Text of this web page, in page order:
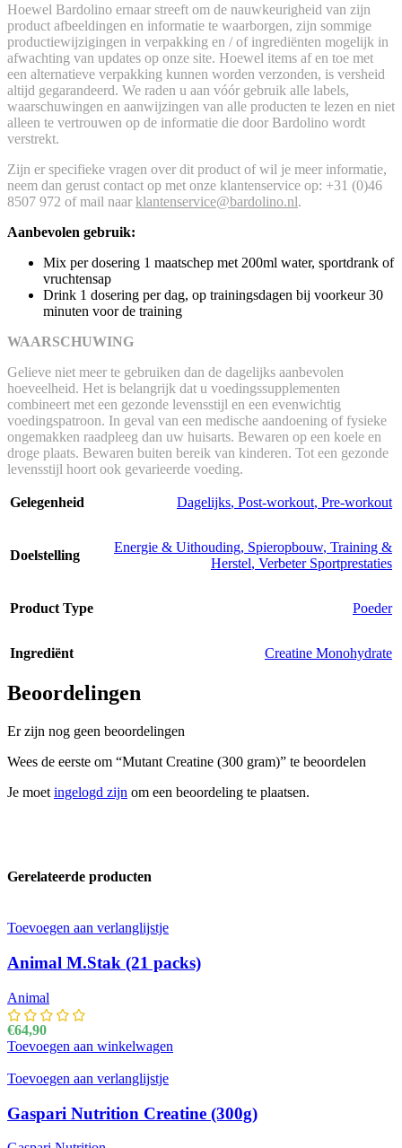
Hoewel Bardolino ernaar streeft om de nauwkeurigheid van zijn
product afbeeldingen en informatie te waarborgen, zijn sommige
productiewijzigingen in verpakking en / of ingrediënten mogelijk in
afwachting van updates op onze site. Hoewel items af en toe met
een alternatieve verpakking kunnen worden verzonden, is versheid
altijd gegarandeerd. We raden u aan vóór gebruik alle labels,
waarschuwingen en aanwijzingen van alle producten te lezen en niet
alleen te vertrouwen op de informatie die door Bardolino wordt
verstrekt.
Zijn er specifieke vragen over dit product of wil je meer informatie,
neem dan gerust contact op met onze klantenservice op: +31 (0)46
8507 972 of mail naar klantenservice@bardolino.nl.
Aanbevolen gebruik:
Mix per dosering 1 maatschep met 200ml water, sportdrank of
vruchtensap
Drink 1 dosering per dag, op trainingsdagen bij voorkeur 30
minuten voor de training
WAARSCHUWING
Gelieve niet meer te gebruiken dan de dagelijks aanbevolen
hoeveelheid. Het is belangrijk dat u voedingssupplementen
combineert met een gezonde levensstijl en een evenwichtig
voedingspatroon. In geval van een medische aandoening of fysieke
ongemakken raadpleeg dan uw huisarts. Bewaren op een koele en
droge plaats. Bewaren buiten bereik van kinderen. Tot een gezonde
levensstijl hoort ook gevarieerde voeding.
Gelegenheid Dagelijks, Post-workout, Pre-workout
Doelstelling
Energie & Uithouding, Spieropbouw, Training &
Herstel, Verbeter Sportprestaties
Product Type Poeder
Ingrediënt Creatine Monohydrate
Beoordelingen
Er zijn nog geen beoordelingen
Wees de eerste om “Mutant Creatine (300 gram)” te beoordelen
Je moet ingelogd zijn om een beoordeling te plaatsen.
Gerelateerde producten
Toevoegen aan verlanglijstje
Animal M.Stak (21 packs)
Animal
€64,90
Toevoegen aan winkelwagen
Toevoegen aan verlanglijstje
Gaspari Nutrition Creatine (300g)